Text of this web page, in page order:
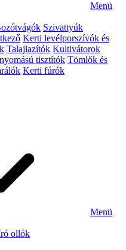
Menü
Szivattyúk
Kerti levélporszívók és
Talajlazítók Kultivátorok
tisztítók Tömlők és
Kerti fúrók
Menü
ollók